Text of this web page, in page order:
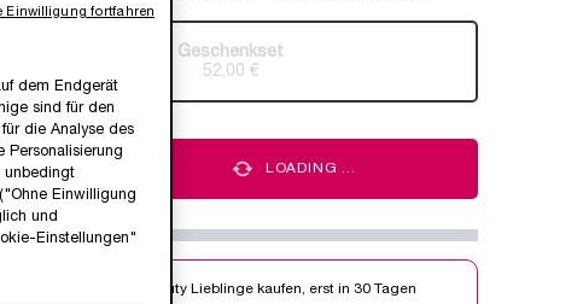
Ausgewählt
Die Produktvariante ist nicht vorrätig, {0}
Geschenkset
52,00 €, 1 von 1
− LOADING ...
Jetzt Beauty Lieblinge kaufen, erst in 30 Tagen
dem Endgerät
sind für den
die Analyse des
Personalisierung
unbedingt
Einwilligung
und
Einstellungen"
Einwilligung fortfahren